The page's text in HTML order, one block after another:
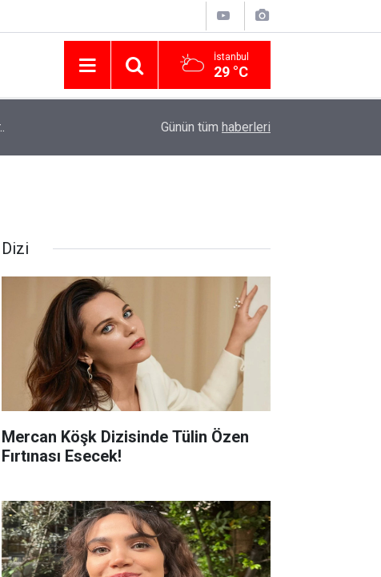
İstanbul
29 °C
Günün tüm haberleri
Dizi
Mercan Köşk Dizisinde Tülin Özen
Fırtınası Esecek!